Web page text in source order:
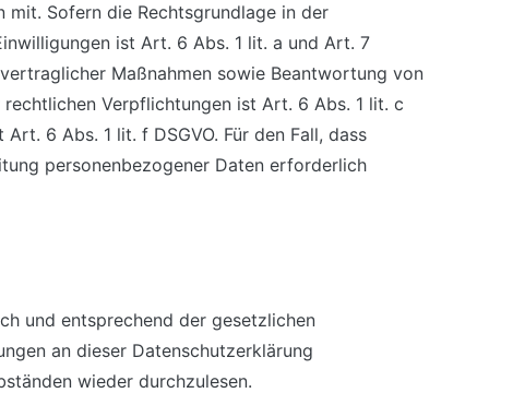
mit. Sofern die Rechtsgrundlage in der
ist Art. 6 Abs. 1 lit. a und Art. 7
Maßnahmen sowie Beantwortung von
Verpflichtungen ist Art. 6 Abs. 1 lit. c
6 Abs. 1 lit. f DSGVO. Für den Fall, dass
personenbezogener Daten erforderlich
und entsprechend der gesetzlichen
an dieser Datenschutzerklärung
wieder durchzulesen.